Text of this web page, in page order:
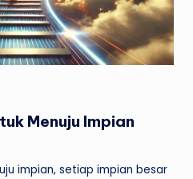
Menuju Impian
impian, setiap impian besar